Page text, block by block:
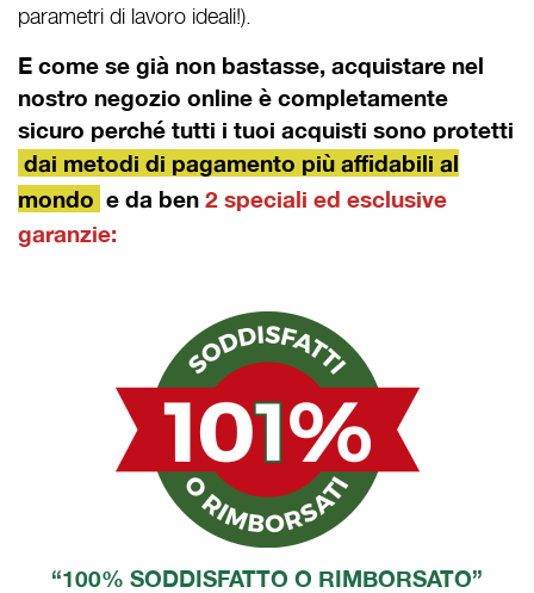
parametri di lavoro ideali!).
E come se già non bastasse, acquistare nel
nostro negozio online è completamente
sicuro perché tutti i tuoi acquisti sono protetti
dai metodi di pagamento più affidabili al
mondo e da ben 2 speciali ed esclusive
garanzie:
“100% SODDISFATTO O RIMBORSATO”